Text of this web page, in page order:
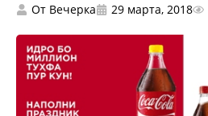
От Вечерка 29 марта, 2018